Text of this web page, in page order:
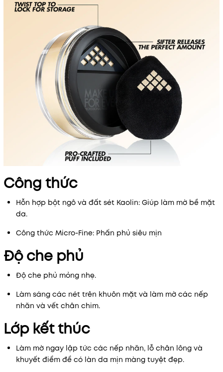
Mã khuyến mãi:
Điều kiện:
Công thức
Hỗn hợp bột ngô và đất sét Kaolin: Giúp làm mờ bề mặt
da.
Công thức Micro-Fine: Phấn phủ siêu mịn
Độ che phủ
Độ che phủ mỏng nhẹ.
Làm sáng các nét trên khuôn mặt và làm mờ các nếp
nhăn và vết chân chim.
Lớp kết thúc
Làm mờ ngay lập tức các nếp nhăn, lỗ chân lông và
khuyết điểm để có làn da mịn màng tuyệt đẹp.